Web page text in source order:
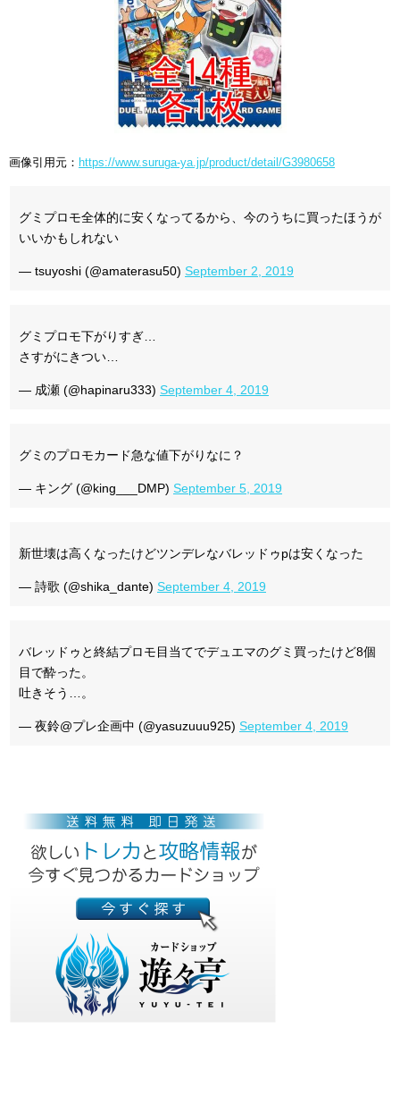
画像引用元： https://www.suruga-ya.jp/product/detail/G3980658
グミプロモ全体的に安くなってるから、今のうちに買ったほうが
いいかもしれない
— tsuyoshi (@amaterasu50) September 2, 2019
グミプロモ下がりすぎ…
さすがにきつい…
— 成瀬 (@hapinaru333) September 4, 2019
グミのプロモカード急な値下がりなに？
— キング (@king___DMP) September 5, 2019
新世壊は高くなったけどツンデレなバレッドゥpは安くなった
— 詩歌 (@shika_dante) September 4, 2019
バレッドゥと終結プロモ目当てでデュエマのグミ買ったけど8個
目で酔った。
吐きそう…。
— 夜鈴@プレ企画中 (@yasuzuuu925) September 4, 2019